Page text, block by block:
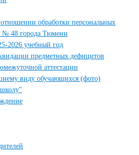
обработки персональных
48 города Тюмени
2026 учебный год
предметных дефицитов
аттестации
виду обучающихся (фото)